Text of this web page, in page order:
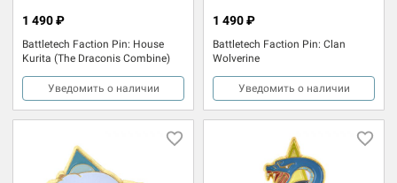
Battletech Faction Pin: House
Kurita (The Draconis Combine)
1 490 ₽
Уведомить о наличии
Battletech Faction Pin: Clan
Wolverine
1 490 ₽
Уведомить о наличии